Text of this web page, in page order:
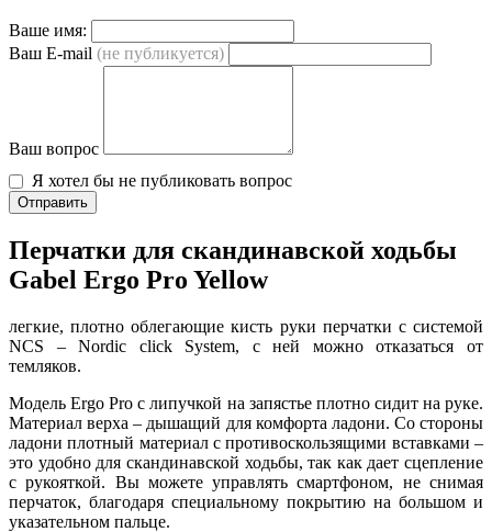
Ваше имя:
Ваш E-mail (не публикуется)
Ваш вопрос
Я хотел бы не публиковать вопрос
Отправить
Перчатки для скандинавской ходьбы
Gabel Ergo Pro Yellow
легкие, плотно облегающие кисть руки перчатки с системой
NCS – Nordic click System, с ней можно отказаться от
темляков.
Модель Ergo Pro с липучкой на запястье плотно сидит на руке.
Материал верха – дышащий для комфорта ладони. Со стороны
ладони плотный материал с противоскользящими вставками –
это удобно для скандинавской ходьбы, так как дает сцепление
с рукояткой. Вы можете управлять смартфоном, не снимая
перчаток, благодаря специальному покрытию на большом и
указательном пальце.